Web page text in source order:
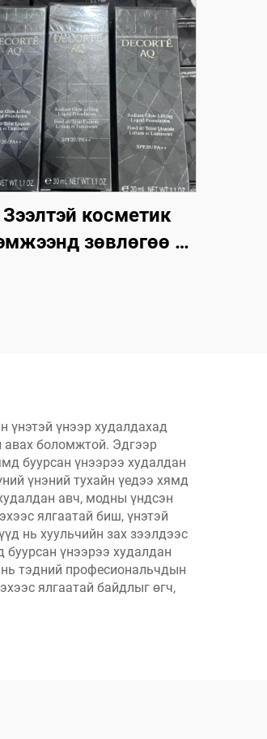
Зээлтэй косметик
зөвлөгөө —
үнэтэй үнээр худалдахад
авах боломжтой. Эдгээр
буурсан үнээрээ худалдан
үнэний тухайн үедээ хямд
авч, модны үндсэн
ялгаатай биш, үнэтэй
нь хуульчийн зах зээлдээс
үнээрээ худалдан
тэдний професиональчдын
ялгаатай байдлыг өгч,